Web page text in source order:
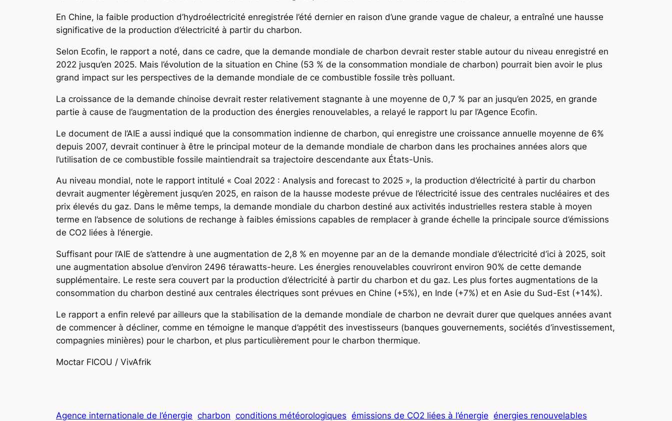
En Chine, la faible production d’hydroélectricité enregistrée l’été dernier en raison d’une grande vague de chaleur, a entraîné une hausse
significative de la production d’électricité à partir du charbon.
Selon Ecofin, le rapport a noté, dans ce cadre, que la demande mondiale de charbon devrait rester stable autour du niveau enregistré en
2022 jusqu’en 2025. Mais l’évolution de la situation en Chine (53 % de la consommation mondiale de charbon) pourrait bien avoir le plus
grand impact sur les perspectives de la demande mondiale de ce combustible fossile très polluant.
La croissance de la demande chinoise devrait rester relativement stagnante à une moyenne de 0,7 % par an jusqu’en 2025, en grande
partie à cause de l’augmentation de la production des énergies renouvelables, a relayé le rapport lu par l’Agence Ecofin.
Le document de l’AIE a aussi indiqué que la consommation indienne de charbon, qui enregistre une croissance annuelle moyenne de 6%
depuis 2007, devrait continuer à être le principal moteur de la demande mondiale de charbon dans les prochaines années alors que
l’utilisation de ce combustible fossile maintiendrait sa trajectoire descendante aux États-Unis.
Au niveau mondial, note le rapport intitulé « Coal 2022 : Analysis and forecast to 2025 », la production d’électricité à partir du charbon
devrait augmenter légèrement jusqu’en 2025, en raison de la hausse modeste prévue de l’électricité issue des centrales nucléaires et des
prix élevés du gaz. Dans le même temps, la demande mondiale du charbon destiné aux activités industrielles restera stable à moyen
terme en l’absence de solutions de rechange à faibles émissions capables de remplacer à grande échelle la principale source d’émissions
de CO2 liées à l’énergie.
Suffisant pour l’AIE de s’attendre à une augmentation de 2,8 % en moyenne par an de la demande mondiale d’électricité d’ici à 2025, soit
une augmentation absolue d’environ 2496 térawatts-heure. Les énergies renouvelables couvriront environ 90% de cette demande
supplémentaire. Le reste sera couvert par la production d’électricité à partir du charbon et du gaz. Les plus fortes augmentations de la
consommation du charbon destiné aux centrales électriques sont prévues en Chine (+5%), en Inde (+7%) et en Asie du Sud-Est (+14%).
Le rapport a enfin relevé par ailleurs que la stabilisation de la demande mondiale de charbon ne devrait durer que quelques années avant
de commencer à décliner, comme en témoigne le manque d’appétit des investisseurs (banques gouvernements, sociétés d’investissement,
compagnies minières) pour le charbon, et plus particulièrement pour le charbon thermique.
Moctar FICOU / VivAfrik
Agence internationale de l’énergie charbon conditions météorologiques émissions de CO2 liées à l’énergie énergies renouvelables